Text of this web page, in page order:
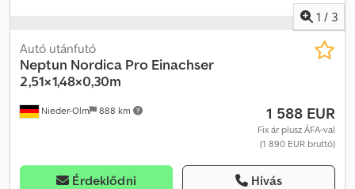
1 / 3
Nieder-Olm 888 km
Autó utánfutó
Neptun Nordica Pro Einachser
2,51×1,48×0,30m
1 588 EUR
Fix ár plusz ÁFA-val
(1 890 EUR bruttó)
Érdeklődni Hívás